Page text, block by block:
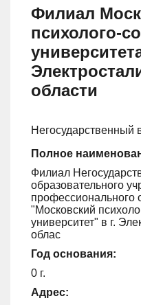
Филиал
психолого-
области
Негосударственный
Полное
Филиал
образовательного
профессионального
"Московский
университет" в г.
облас
Год основания:
0 г.
Адрес: